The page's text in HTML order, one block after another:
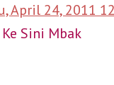
April 24, 2011
Sini Mbak